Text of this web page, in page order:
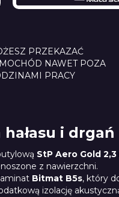
PRZEKAZAĆ
NAWET POZA
PRACY
i drgań
StP Aero Gold 2,3
z nawierzchni.
Bitmat B5s, który
izolację